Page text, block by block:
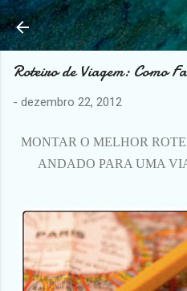
Pular para o
Roteiro de Viagem: Como
- dezembro 22, 2012
MONTAR O MELHOR
ANDADO PARA UMA